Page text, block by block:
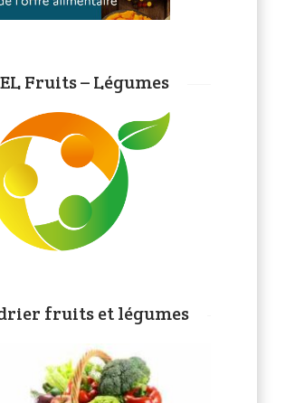
Fruits – Légumes
fruits et légumes